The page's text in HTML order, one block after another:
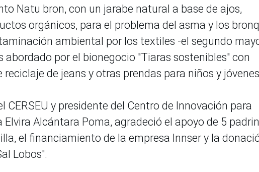
Natu bron, con un jarabe natural a base de ajos,
orgánicos, para el problema del asma y los
ambiental por los textiles -el segundo
por el bionegocio "Tiaras sostenibles" con
de jeans y otras prendas para niños y
CERSEU y presidente del Centro de Innovación para
Elvira Alcántara Poma, agradeció el apoyo de 5
el financiamiento de la empresa Innser y la
Lobos".